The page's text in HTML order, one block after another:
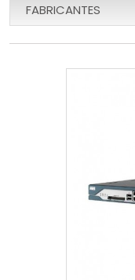
FABRICANTES